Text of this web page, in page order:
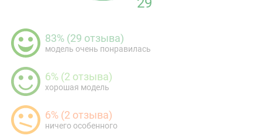
83% (29 отзыва)
модель очень понравилась
6% (2 отзыва)
хорошая модель
6% (2 отзыва)
ничего особенного